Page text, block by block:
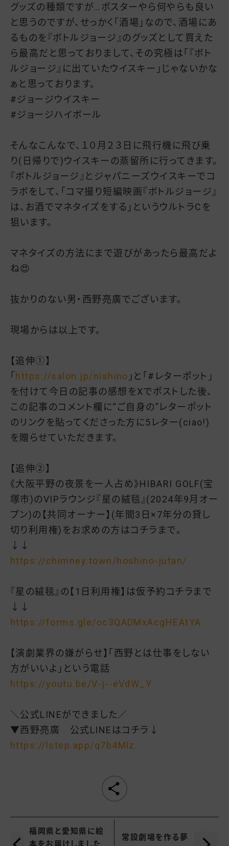
グッズの種類ですが…ポスターやら何やらも良い
と思うのですが、せっかく「酒場」なので、酒場にあ
るものを『ボトルジョージ』のグッズとして買えた
ら最高だと思っておりまして、その究極は「『ボト
ルジョージ』に出ていたウイスキー」じゃないかな
ぁと思っております。
#ジョージウイスキー
#ジョージハイボール
そんなこんなで、１０月２３日に飛行機に飛び乗
り(日帰りで)ウイスキーの蒸留所に行ってきます。
『ボトルジョージ』とジャパニーズウイスキーでコ
ラボをして、「コマ撮り短編映画『ボトルジョージ』
は、お酒でマネタイズをする」というウルトラCを
狙います。
マネタイズの方法にまで遊びがあったら最高だよ
ね😍
抜かりのない男・西野亮廣でございます。
現場からは以上です。
【追伸①】
「 https://salon.jp/nishino 」と「#レターポット」
を付けて今日の記事の感想をXでポストした後、
この記事のコメント欄に“ご自身の”レターポット
のリンクを貼ってくださった方に5レター(ciao!)
を贈らせていただきます。
【追伸②】
《大阪平野の夜景を一人占め》HIBARI GOLF(宝
塚市)のVIPラウンジ『星の絨毯』(2024年9月オー
プン)の【共同オーナー】(年間3日×7年分の貸し
切り利用権)をお求めの方はコチラまで。
↓↓
https://chimney.town/hoshino-jutan/
『星の絨毯』の【1日利用権】は仮予約コチラまで
↓↓
https://forms.gle/oc3QADMxAcgHEAtYA
【演劇業界の嫌がらせ】「西野とは仕事をしない
方がいいよ」という電話
https://youtu.be/V-j--eVdW_Y
＼公式LINEができました／
▼西野亮廣 公式LINEはコチラ↓
https://lstep.app/q7b4Mlz
福岡県と愛知県に絵
本をお届けしました
常設劇場を作る夢